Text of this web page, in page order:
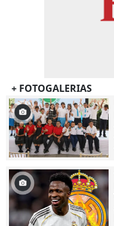
+ FOTOGALERIAS